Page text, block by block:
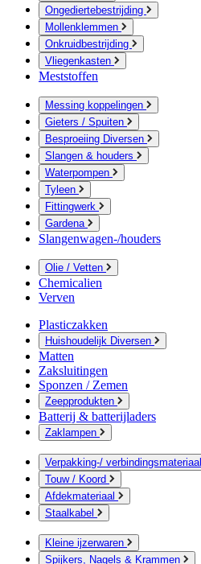
Ongediertebestrijding
Mollenklemmen
Onkruidbestrijding
Vliegenkasten
Meststoffen
Messing koppelingen
Gieters / Spuiten
Besproeiing Diversen
Slangen & houders
Waterpompen
Tyleen
Fittingwerk
Gardena
Slangenwagen-/houders
Olie / Vetten
Chemicalien
Verven
Plasticzakken
Huishoudelijk Diversen
Matten
Zaksluitingen
Sponzen / Zemen
Zeepprodukten
Batterij & batterijladers
Zaklampen
Verpakking-/ verbindingsmateriaal
Touw / Koord
Afdekmateriaal
Staalkabel
Kleine ijzerwaren
Spijkers, Nagels & Krammen